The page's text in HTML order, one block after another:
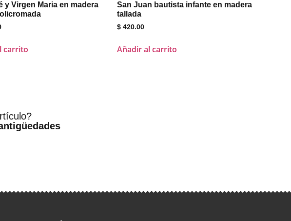
y Virgen Maria en madera
carrito
San Juan bautista infante en madera
tallada
$ 420.00
Añadir al carrito